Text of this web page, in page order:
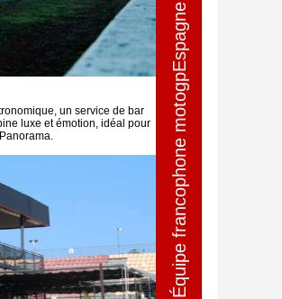
Équipe francophone motogpEspagne
Équipe francophone motogpEspagne
un service de bar
luxe et émotion, idéal pour